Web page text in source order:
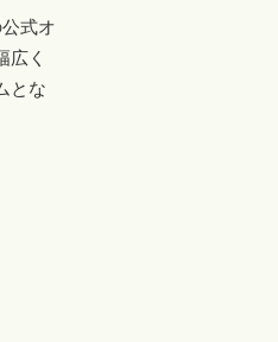
式オ
広く
とな